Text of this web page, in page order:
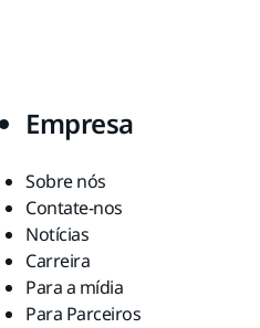
Empresa
Sobre nós
Contate-nos
Notícias
Carreira
Para a mídia
Para Parceiros